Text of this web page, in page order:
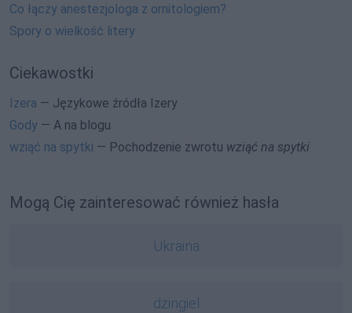
Co łączy anestezjologa z ornitologiem?
Spory o wielkość litery
Ciekawostki
Izera — Językowe źródła Izery
Gody — A na blogu
wziąć na spytki — Pochodzenie zwrotu wziąć na spytki
Mogą Cię zainteresować również hasła
Ukraina
dżingiel